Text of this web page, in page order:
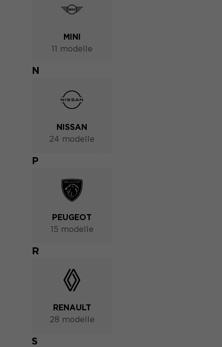
MINI
11 modelle
N
NISSAN
24 modelle
P
PEUGEOT
15 modelle
R
RENAULT
28 modelle
S